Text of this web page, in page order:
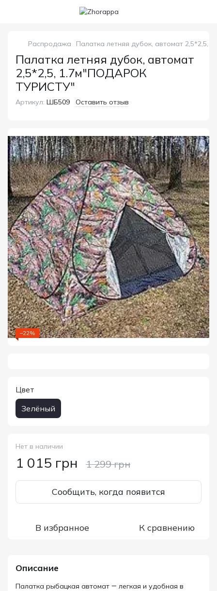
Распродажа Палатка летняя дубок, автомат
Палатка летняя дубок, автомат
2,5*2,5, 1.7м"ПОДАРОК
ТУРИСТУ"
Артикул: ШБ509 Оставить отзыв
−22%
Цвет
Зелёный
Нет в наличии
1 015 грн 1 299 грн
Сообщить, когда появится
В избранное К сравнению
Описание
Палатка рыбацкая автомат ― легкая и удобная в